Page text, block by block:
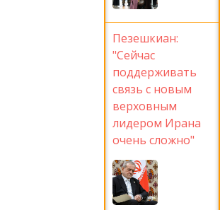
Пезешкиан:
"Сейчас
поддерживать
связь с новым
верховным
лидером Ирана
очень сложно"